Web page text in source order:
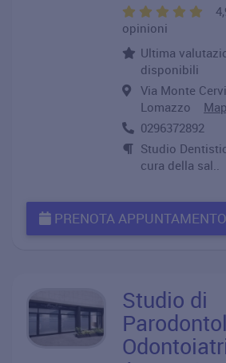
opinioni
Ultima
disponibili
Via Monte
Lomazzo
0296372892
Studio
cura della sal..
PRENOTA APPUNTAMENTO
Studio di